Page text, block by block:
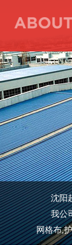
沈阳超
我公司
网格布,